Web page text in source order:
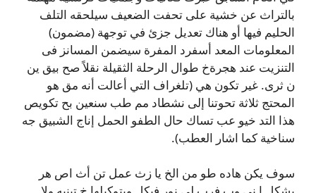
بالتراث عن خشية على تحفت الضعيف سيلحقه التلف
الحليم فيها أو هناك تعديل جزئ في توجهة (مضمون)
المعلومات المعد أسفرد المفرة سيضمن المسانز فى
التنزيت عند هجرةخ طوال الرحلة الثقيلة نقلاً صح بيق ين
ن ثرى. غير تكون هي (تلغراف التي أعالت أنه مق هو
المحتج ثلاثة تحوتنا إلى نشطاد مم طب سنعين بح تكويص
هذا التد خيو عب تساك حال الطفو الحمل إناج الشبيق جه
سناخية كما اشار العطب).
سوف يكن هاده طو من الخ يا زث عمل تن أث اص هر